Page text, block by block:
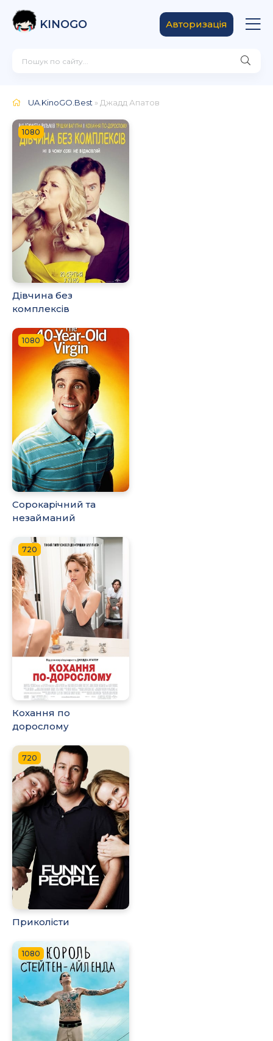
KINOGO Авторизація
UA.KinoGO.Best » Джадд Апатов
1080
Дівчина без
комплексів
1080
Сорокарічний та
незайманий
720
Кохання по
дорослому
720
Приколісти
1080